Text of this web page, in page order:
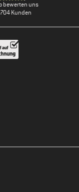
bewerten uns
Kunden